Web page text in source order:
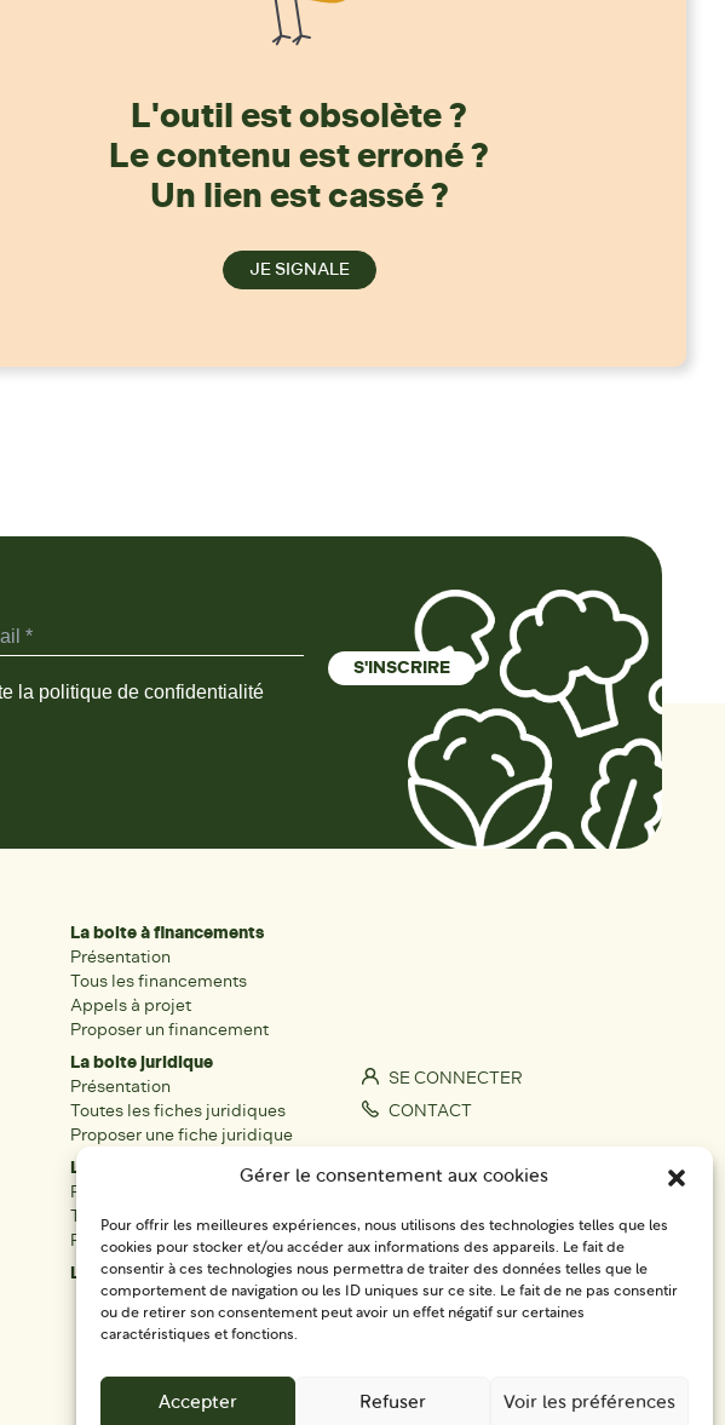
Gérer le consentement aux cookies
Pour offrir les meilleures expériences, nous utilisons des technologies telles que les
cookies pour stocker et/ou accéder aux informations des appareils. Le fait de
consentir à ces technologies nous permettra de traiter des données telles que le
comportement de navigation ou les ID uniques sur ce site. Le fait de ne pas consentir
ou de retirer son consentement peut avoir un effet négatif sur certaines
caractéristiques et fonctions.
Accepter Refuser Voir les préférences
L'outil est obsolète ?
Le contenu est erroné ?
Un lien est cassé ?
JE SIGNALE
la politique de confidentialité
La boite à financements
Présentation
Tous les financements
Appels à projet
Proposer un financement
La boite juridique
Présentation
Toutes les fiches juridiques
Proposer une fiche juridique
Les acteurs
Présentation
Tous les acteurs
Proposer une fiche acteur
Les réseaux régionaux
SE CONNECTER
CONTACT
S'IMPLIQUER